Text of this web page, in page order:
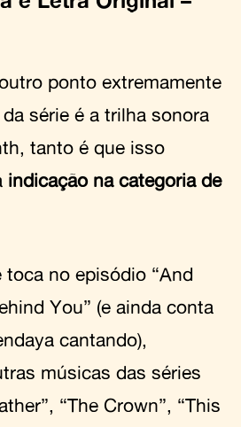
ponto extremamente
série é a trilha sonora
tanto é que isso
indicação na categoria de
toca no episódio “And
You” (e ainda conta
cantando),
músicas das séries
“The Crown”, “This